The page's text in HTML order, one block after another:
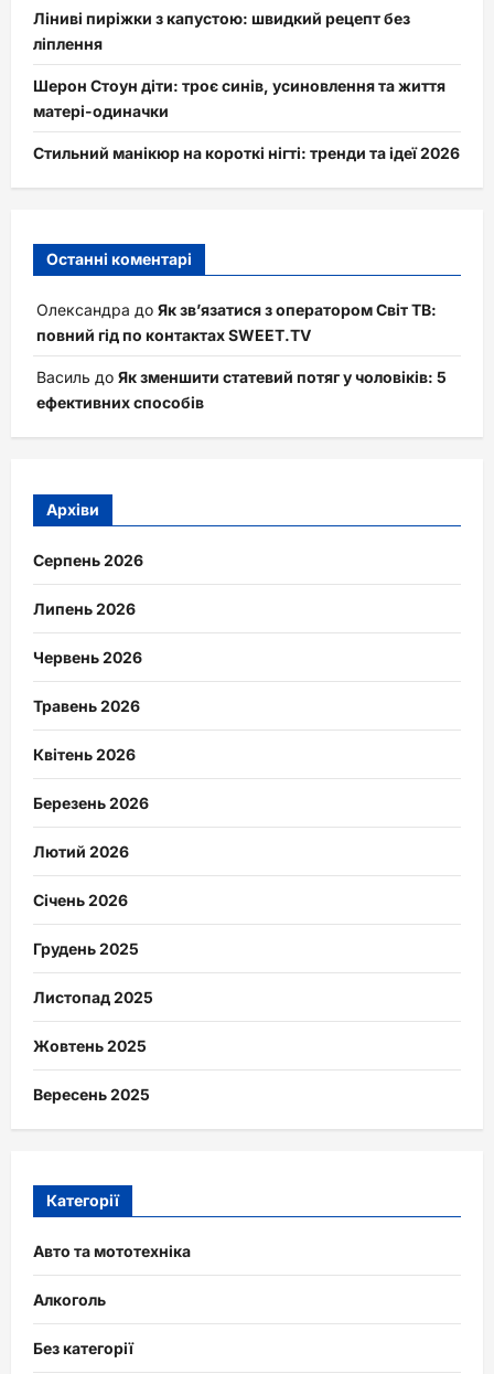
Ліниві пиріжки з капустою: швидкий рецепт без
ліплення
Шерон Стоун діти: троє синів, усиновлення та життя
матері-одиначки
Стильний манікюр на короткі нігті: тренди та ідеї 2026
Останні коментарі
Олександра до Як зв’язатися з оператором Світ ТВ:
повний гід по контактах SWEET.TV
Василь до Як зменшити статевий потяг у чоловіків: 5
ефективних способів
Архіви
Серпень 2026
Липень 2026
Червень 2026
Травень 2026
Квітень 2026
Березень 2026
Лютий 2026
Січень 2026
Грудень 2025
Листопад 2025
Жовтень 2025
Вересень 2025
Категорії
Авто та мототехніка
Алкоголь
Без категорії